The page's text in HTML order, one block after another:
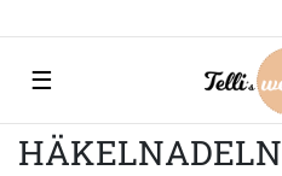
☰
HÄKELNADELN